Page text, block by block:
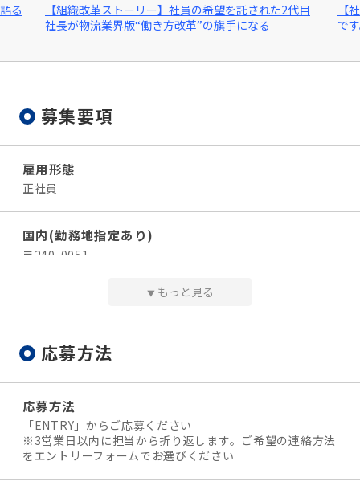
リー】社員の希望を託された2代目
働き方改革”の旗手になる
【社長インタビュー】トラッ
です。
募集要項
雇用形態
正社員
国内(勤務地指定あり)
〒240-0051
【月給】¥332,662〜¥393,146
◆ 昇給・賞与
賞与 年3回（年2回＋決算賞与）
昇給 年1回
◆ 諸手当
・交通費：月10000円まで
▼ もっと見る
応募方法
応募方法
「ENTRY」からご応募ください
※3営業日以内に担当から折り返します。ご希望の連絡方法
をエントリーフォームでお選びください